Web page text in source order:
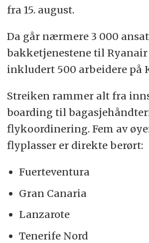
fra 15. august.
Da går nærmere 3 000
bakketjenestene til
inkludert 500 arbeidere på
Streiken rammer alt fra
boarding til
flykoordinering. Fem av
flyplasser er direkte berørt:
Fuerteventura
Gran Canaria
Lanzarote
Tenerife Nord